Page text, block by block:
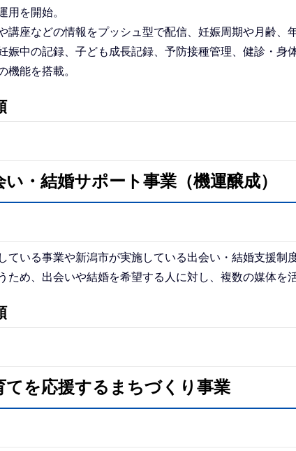
用を開始。
講座などの情報をプッシュ型で配信、妊娠周期や月齢、
娠中の記録、子ども成長記録、予防接種管理、健診・身
機能を搭載。
い・結婚サポート事業（機運醸成）
ている事業や新潟市が実施している出会い・結婚支援制
ため、出会いや結婚を希望する人に対し、複数の媒体を
てを応援するまちづくり事業